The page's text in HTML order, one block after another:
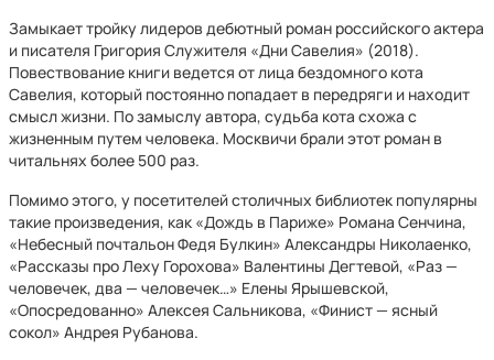
Замыкает тройку лидеров дебютный роман российского актера
и писателя Григория Служителя «Дни Савелия» (2018).
Повествование книги ведется от лица бездомного кота
Савелия, который постоянно попадает в передряги и находит
смысл жизни. По замыслу автора, судьба кота схожа с
жизненным путем человека. Москвичи брали этот роман в
читальнях более 500 раз.
Помимо этого, у посетителей столичных библиотек популярны
такие произведения, как «Дождь в Париже» Романа Сенчина,
«Небесный почтальон Федя Булкин» Александры Николаенко,
«Рассказы про Леху Горохова» Валентины Дегтевой, «Раз —
человечек, два — человечек…» Елены Ярышевской,
«Опосредованно» Алексея Сальникова, «Финист — ясный
сокол» Андрея Рубанова.